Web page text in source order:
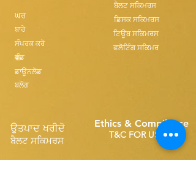
ਘਰ
ਬਾਰੇ
ਸੰਪਰਕ ਕਰੋ
ਵੰਡ
ਡਾਊਨਲੋਡ
ਬਲੌਗ
ਬੈਲਟ ਸਕਿਮਰਸ
ਡਿਸਕ ਸਕਿਮਰਸ
ਟਿਊਬ ਸਕਿਮਰਸ
ਫਲੋਟਿੰਗ ਸਕਿਮਰ
ਉਤਪਾਦ ਖਰੀਦੋ
ਬੈਲਟ ਸਕਿਮਰਸ
Ethics & Compilance
T&C FOR USE